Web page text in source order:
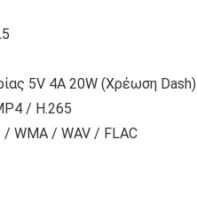
5V 4A 20W (Χρέωση Dash)
/ H.265
WMA / WAV / FLAC